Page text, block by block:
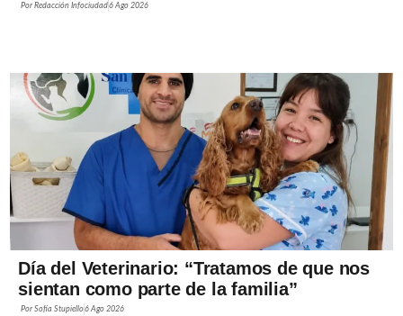
PorRedacción Infociudad6 Ago 2026
Día del Veterinario: “Tratamos de que nos
sientan como parte de la familia”
PorSofía Stupiello6 Ago 2026